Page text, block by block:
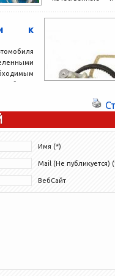
передний
к
Имя (*)
Mail (Не публикуется)
ВебСайт